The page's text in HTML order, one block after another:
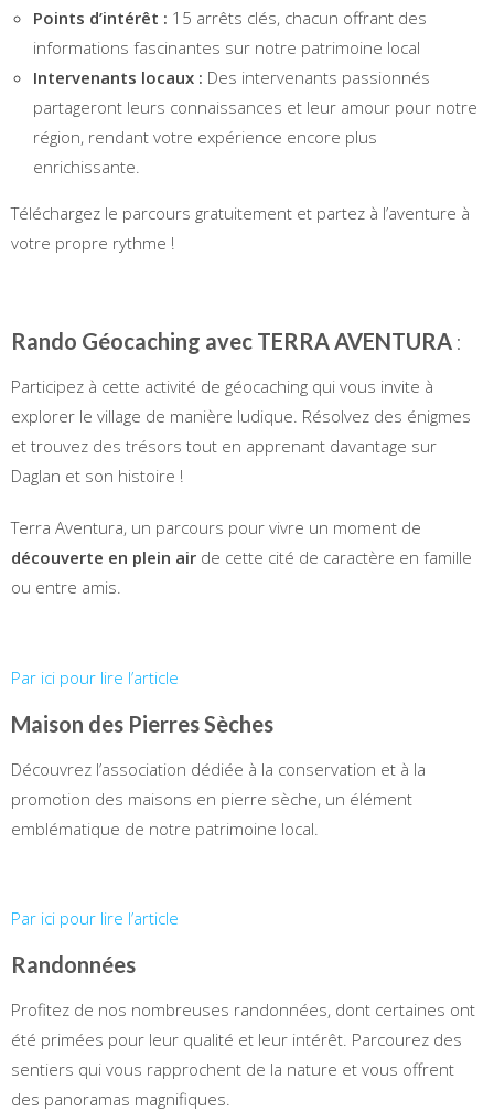
Points d’intérêt : 15 arrêts clés, chacun offrant des
informations fascinantes sur notre patrimoine local
Intervenants locaux : Des intervenants passionnés
partageront leurs connaissances et leur amour pour notre
région, rendant votre expérience encore plus
enrichissante.
Téléchargez le parcours gratuitement et partez à l’aventure à
votre propre rythme !
Rando Géocaching avec TERRA AVENTURA :
Participez à cette activité de géocaching qui vous invite à
explorer le village de manière ludique. Résolvez des énigmes
et trouvez des trésors tout en apprenant davantage sur
Daglan et son histoire !
Terra Aventura, un parcours pour vivre un moment de
découverte en plein air de cette cité de caractère en famille
ou entre amis.
Par ici pour lire l’article
Maison des Pierres Sèches
Découvrez l’association dédiée à la conservation et à la
promotion des maisons en pierre sèche, un élément
emblématique de notre patrimoine local.
Par ici pour lire l’article
Randonnées
Profitez de nos nombreuses randonnées, dont certaines ont
été primées pour leur qualité et leur intérêt. Parcourez des
sentiers qui vous rapprochent de la nature et vous offrent
des panoramas magnifiques.